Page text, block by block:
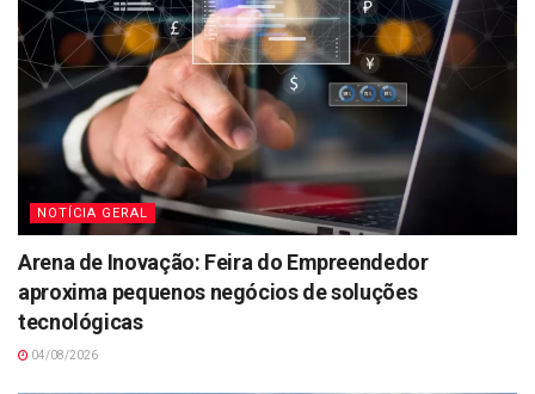
NOTÍCIA GERAL
Arena de Inovação: Feira do Empreendedor
aproxima pequenos negócios de soluções
tecnológicas
04/08/2026